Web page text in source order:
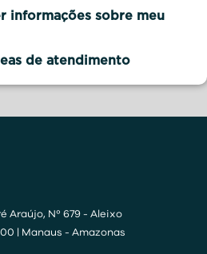
informações sobre meu
de atendimento
Araújo, Nº 679 - Aleixo
| Manaus - Amazonas